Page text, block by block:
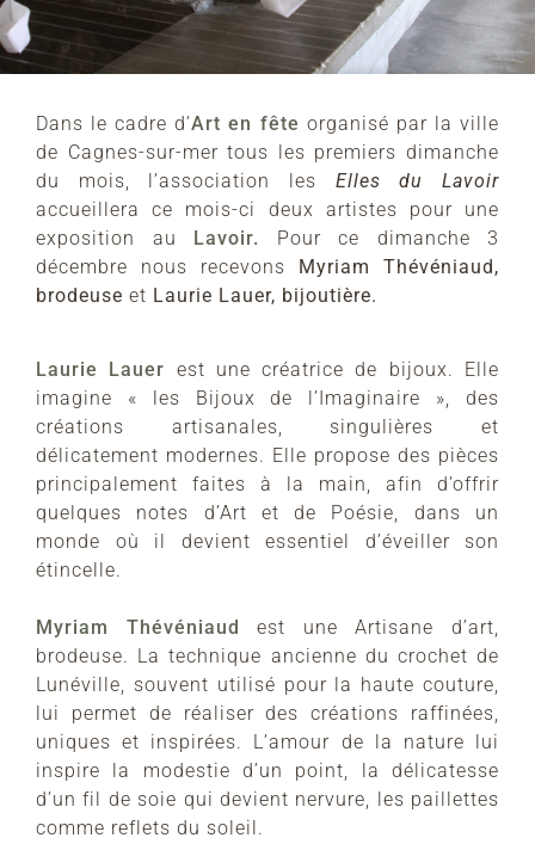
Dans le cadre d’Art en fête organisé par la ville
de Cagnes-sur-mer tous les premiers dimanche
du mois, l’association les Elles du Lavoir
accueillera ce mois-ci deux artistes pour une
exposition au Lavoir.
Pour ce dimanche 3
décembre nous recevons Myriam Thévéniaud,
brodeuse et Laurie Lauer, bijoutière.
Laurie Lauer est une créatrice de bijoux. Elle
imagine « les Bijoux de l’Imaginaire », des
créations artisanales, singulières et
délicatement modernes. Elle propose des pièces
principalement faites à la main, afin d’offrir
quelques notes d’Art et de Poésie, dans un
monde où il devient essentiel d’éveiller son
étincelle.
Myriam Thévéniaud
est une Artisane d’art,
brodeuse. La technique ancienne du crochet de
Lunéville, souvent utilisé pour la haute couture,
lui permet de réaliser des créations raffinées,
uniques et inspirées. L’amour de la nature lui
inspire la modestie d’un point, la délicatesse
d’un fil de soie qui devient nervure, les paillettes
comme reflets du soleil.